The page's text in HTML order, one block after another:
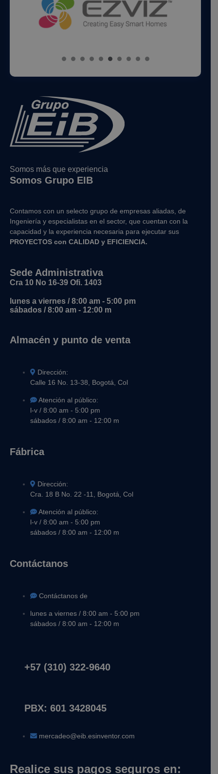
Somos más que experiencia
Somos Grupo EIB
Contamos con un selecto grupo de empresas aliadas, de
Ingeniería y especialistas en el sector, que cuentan con la
capacidad y la experiencia necesaria para ejecutar sus
PROYECTOS con CALIDAD y EFICIENCIA.
Sede Administrativa
Cra 10 No 16-39 Ofi. 1403
lunes a viernes / 8:00 am - 5:00 pm
sábados / 8:00 am - 12:00 m
Almacén y punto de venta
Dirección:
Calle 16 No. 13-38, Bogotá, Col
Atención al público:
l-v / 8:00 am - 5:00 pm
sábados / 8:00 am - 12:00 m
Fábrica
Dirección:
Cra. 18 B No. 22 -11, Bogotá, Col
Atención al público:
l-v / 8:00 am - 5:00 pm
sábados / 8:00 am - 12:00 m
Contáctanos
Contáctanos de
lunes a viernes / 8:00 am - 5:00 pm
sábados / 8:00 am - 12:00 m
+57 (310) 322-9640
PBX: 601 3428045
mercadeo@eib.esinventor.com
Realice sus pagos seguros en: